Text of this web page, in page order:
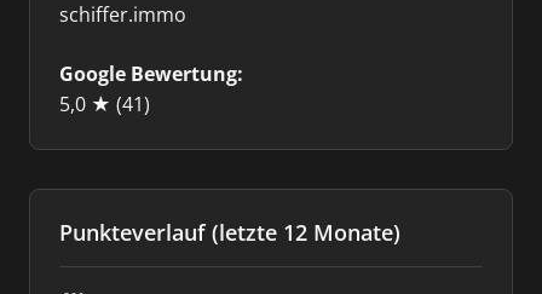
schiffer.immo
Google Bewertung:
5,0 ★ (41)
Punkteverlauf (letzte 12 Monate)